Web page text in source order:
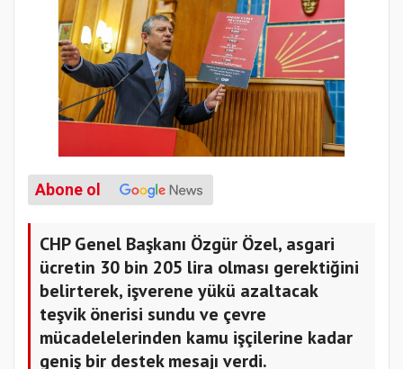
Abone ol
CHP Genel Başkanı Özgür Özel, asgari
ücretin 30 bin 205 lira olması gerektiğini
belirterek, işverene yükü azaltacak
teşvik önerisi sundu ve çevre
mücadelelerinden kamu işçilerine kadar
geniş bir destek mesajı verdi.